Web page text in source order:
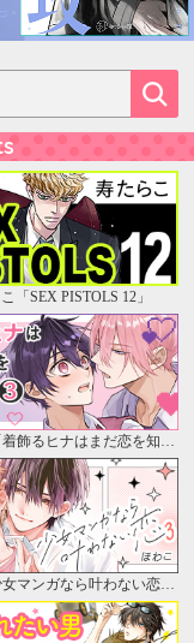
「SEX PISTOLS 12」
ほわこ「少女マンガなら叶わない恋 3」